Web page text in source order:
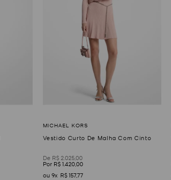
Vestido Curto De Malha Com Cinto
R$ 2.025,00
R$ 1.420,00
9
R$ 157,77